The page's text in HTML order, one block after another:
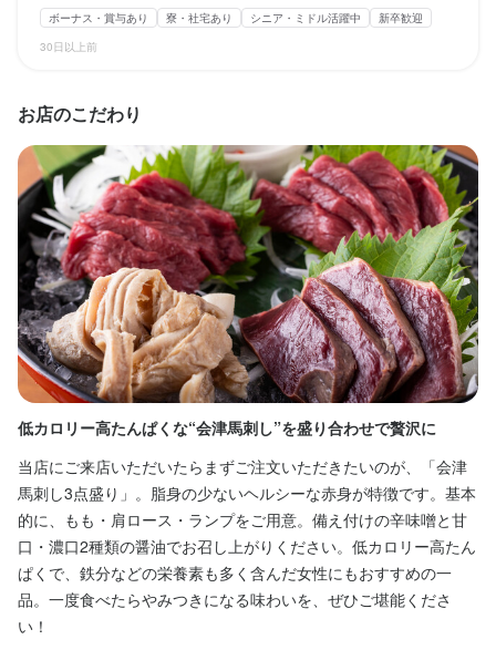
掲載をご検討の店舗様へ
食べログ求人PRESS
利用規約
企業情報
ボーナス・賞与あり 寮・社宅あり シニア・ミドル活躍中
新卒歓迎
30日以上前
お店のこだわり
低カロリー高たんぱくな“会津馬刺し”を盛り合わせで贅沢に
当店にご来店いただいたらまずご注文いただきたいのが、「会津
馬刺し3点盛り」。脂身の少ないヘルシーな赤身が特徴です。基本
的に、もも・肩ロース・ランプをご用意。備え付けの辛味噌と甘
口・濃口2種類の醤油でお召し上がりください。低カロリー高たん
ぱくで、鉄分などの栄養素も多く含んだ女性にもおすすめの一
品。一度食べたらやみつきになる味わいを、ぜひご堪能くださ
い！
月給290,000円〜500,000円
試用期間3ヶ月　－10,000円
固定残業代
■見習い社員…月給 29 万円（諸手当含む）
例→基本給 205,000 円＋固定残業代 67,000 円＋深夜手当 18,000
円（月45h）
※入社後 3 カ月間は－1 万円。
■副店長 B（副係長）…月給 32 万円（諸手当含む）
例→基本給 205,000 円＋役職給 20,000 円＋固定残業代 75,000 円
＋深夜手当 20,000 円（月45h）
■店長候補（課長代理）…月給 34 万円（諸手当含む）
例→基本給 205,000 円＋役職給 29,000 円＋固定残業代 85,000 円
＋深夜手当 21,000 円（月50h）
■店長 B（課長）…月給 37 万円（諸手当含む）
■エリアマネージャー（部長）…月給 46 万円（諸手当含む）
給与補足
昇給年4回/賞与年2回
収入例
●正社員（フルタイム）